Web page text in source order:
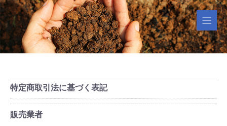
特定商取引法に基づく表記
販売業者